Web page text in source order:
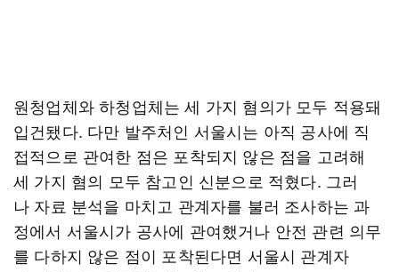
원청업체와 하청업체는 세 가지 혐의가 모두 적용돼
입건됐다. 다만 발주처인 서울시는 아직 공사에 직
접적으로 관여한 점은 포착되지 않은 점을 고려해
세 가지 혐의 모두 참고인 신분으로 적혔다. 그러
나 자료 분석을 마치고 관계자를 불러 조사하는 과
정에서 서울시가 공사에 관여했거나 안전 관련 의무
를 다하지 않은 점이 포착된다면 서울시 관계자